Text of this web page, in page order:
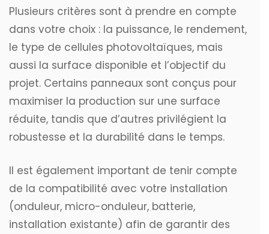
Plusieurs critères sont à prendre en compte
dans votre choix : la puissance, le rendement,
le type de cellules photovoltaïques, mais
aussi la surface disponible et l’objectif du
projet. Certains panneaux sont conçus pour
maximiser la production sur une surface
réduite, tandis que d’autres privilégient la
robustesse et la durabilité dans le temps.
Il est également important de tenir compte
de la compatibilité avec votre installation
(onduleur, micro-onduleur, batterie,
installation existante) afin de garantir des